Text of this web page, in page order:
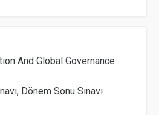
And Global Governance
Dönem Sonu Sınavı